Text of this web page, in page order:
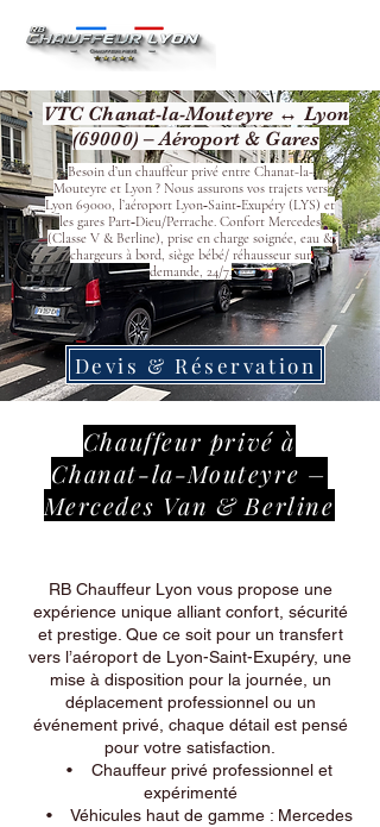
VTC Chanat-la-Mouteyre ↔ Lyon
(69000) – Aéroport & Gares
Besoin d’un chauffeur privé entre Chanat-la-
Mouteyre et Lyon ? Nous assurons vos trajets vers
Lyon 69000, l’aéroport Lyon‑Saint‑Exupéry (LYS) et
les gares Part‑Dieu/Perrache. Confort Mercedes
(Classe V & Berline), prise en charge soignée, eau &
chargeurs à bord, siège bébé/ réhausseur sur
demande, 24/7.
Devis & Réservation
Chauffeur privé à
Chanat-la-Mouteyre –
Mercedes Van & Berline
RB Chauffeur Lyon vous propose une
expérience unique alliant confort, sécurité
et prestige. Que ce soit pour un transfert
vers l’aéroport de Lyon-Saint-Exupéry, une
mise à disposition pour la journée, un
déplacement professionnel ou un
événement privé, chaque détail est pensé
pour votre satisfaction.
• Chauffeur privé professionnel et
expérimenté
• Véhicules haut de gamme : Mercedes